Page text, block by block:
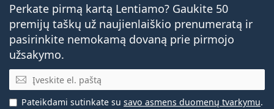
Perkate pirmą kartą Lentiamo? Gaukite 50
premijų taškų už naujienlaiškio prenumeratą ir
pasirinkite nemokamą dovaną prie pirmojo
užsakymo.
El. pašto adresas
Pateikdami sutinkate su savo asmens duomenų tvarkymu.